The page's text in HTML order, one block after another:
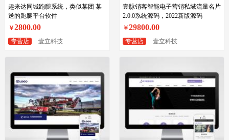
趣来达同城跑腿系统，类似某团 某
送的跑腿平台软件
￥2800.00
专营店 壹立科技
壹脉销客智能电子营销私域流量名片
2.0.0系统源码，2022新版源码
￥29800.00
专营店 壹立科技